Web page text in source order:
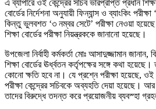
এ ব্যাপারে ওই কেন্দ্রের সচিব ভারপ্রাপ্ত প্রধান
বোর্ডের নির্দেশনা অনুযায়ী ফিন্যান্স ও ব্যাংকিং
কিন্তু ভুলবশত ‘৩ নম্বর সেটে’ পরীক্ষা নেওয়া
শিক্ষা বোর্ডের পরীক্ষা নিয়ন্ত্রককে জানানো হয়েছে।
উপজেলা নির্বাহী কর্মকর্তা মোঃ আসাদুজ্জামান
শিক্ষা বোর্ডের ঊর্ধ্বতন কর্তৃপক্ষের সঙ্গে কথা হয়েছে।
কোনো ক্ষতি হবে না। যে প্রশ্নে পরীক্ষা হয়েছে,
পরীক্ষা কেন্দ্রের সচিবকে অব্যহতি দেয়া হয়েছে।
তাদের বিরুদ্ধে তদন্ত করে প্রয়োজনীয় ব্যবস্হা